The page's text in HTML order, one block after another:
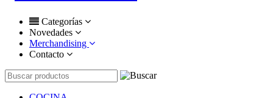
Categorías
Novedades
Merchandising
Contacto